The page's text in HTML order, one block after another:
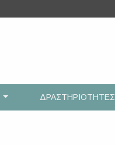
ΔΡΑΣΤΗΡΙΟΤΗΤΕΣ